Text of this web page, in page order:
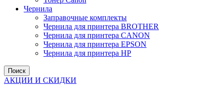
Чернила
Заправочные комплекты
Чернила для принтера BROTHER
Чернила для принтера CANON
Чернила для принтера EPSON
Чернила для принтера HP
Поиск
АКЦИИ И СКИДКИ